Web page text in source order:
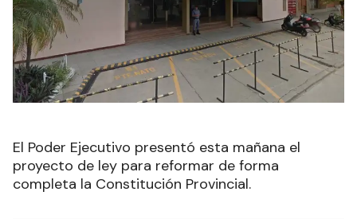
El Poder Ejecutivo presentó esta mañana el
proyecto de ley para reformar de forma
completa la Constitución Provincial.